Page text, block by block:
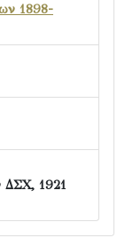
1898-
ΔΣΧ, 1921